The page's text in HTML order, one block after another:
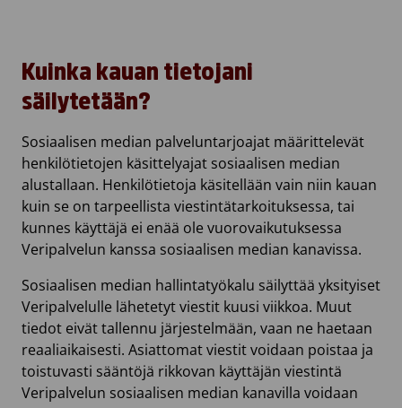
Kuinka kauan tietojani
säilytetään?
Sosiaalisen median palveluntarjoajat määrittelevät
henkilötietojen käsittelyajat sosiaalisen median
alustallaan. Henkilötietoja käsitellään vain niin kauan
kuin se on tarpeellista viestintätarkoituksessa, tai
kunnes käyttäjä ei enää ole vuorovaikutuksessa
Veripalvelun kanssa sosiaalisen median kanavissa.
Sosiaalisen median hallintatyökalu säilyttää yksityiset
Veripalvelulle lähetetyt viestit kuusi viikkoa. Muut
tiedot eivät tallennu järjestelmään, vaan ne haetaan
reaaliaikaisesti. Asiattomat viestit voidaan poistaa ja
toistuvasti sääntöjä rikkovan käyttäjän viestintä
Veripalvelun sosiaalisen median kanavilla voidaan